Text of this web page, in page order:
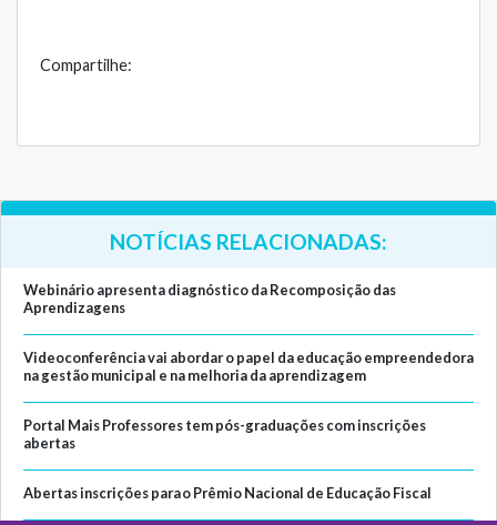
Compartilhe:
NOTÍCIAS RELACIONADAS:
Webinário apresenta diagnóstico da Recomposição das
Aprendizagens
Videoconferência vai abordar o papel da educação empreendedora
na gestão municipal e na melhoria da aprendizagem
Portal Mais Professores tem pós-graduações com inscrições
abertas
Abertas inscrições para o Prêmio Nacional de Educação Fiscal